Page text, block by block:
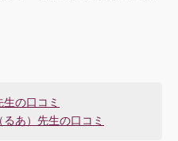
の口コミ
あ）先生の口コミ